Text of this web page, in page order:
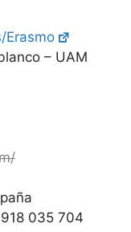
Erasmo
– UAM
035 704